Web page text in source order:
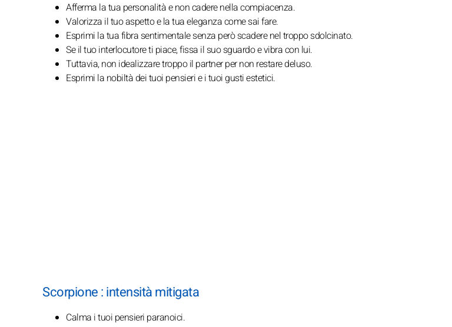
Afferma la tua personalità e non cadere nella compiacenza.
Valorizza il tuo aspetto e la tua eleganza come sai fare.
Esprimi la tua fibra sentimentale senza però scadere nel troppo sdolcinato.
Se il tuo interlocutore ti piace, fissa il suo sguardo e vibra con lui.
Tuttavia, non idealizzare troppo il partner per non restare deluso.
Esprimi la nobiltà dei tuoi pensieri e i tuoi gusti estetici.
Scorpione : intensità mitigata
Calma i tuoi pensieri paranoici.